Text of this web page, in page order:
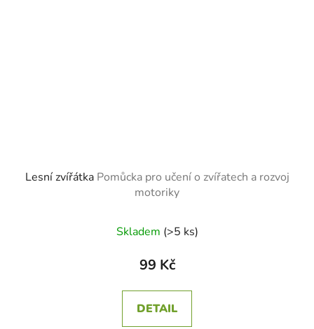
Lesní zvířátka Pomůcka pro učení o zvířatech a rozvoj
motoriky
Skladem (>5 ks)
99 Kč
DETAIL